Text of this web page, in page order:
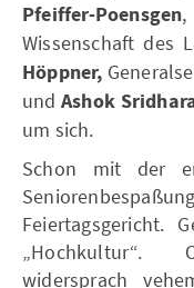
Pfeiffer-Poensgen
Wissenschaft des
Höppner,
undAshok
um sich.
Schon mit der
Feiertagsgericht.
„Hochkultur“.
widersprach